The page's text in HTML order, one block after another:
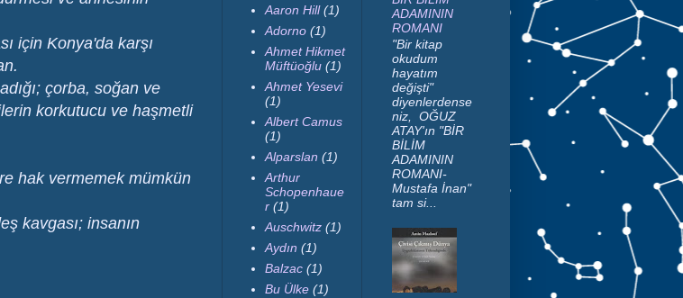
için Konya'da karşı
çorba, soğan ve
korkutucu ve haşmetli
hak vermemek mümkün
kavgası; insanın
Aaron Hill (1)
Adorno (1)
Ahmet Hikmet
Müftüoğlu (1)
Ahmet Yesevi
(1)
Albert Camus
(1)
Alparslan (1)
Arthur
Schopenhaue
r (1)
Auschwitz (1)
Aydın (1)
Balzac (1)
Bu Ülke (1)
ADAMININ
ROMANI
"Bir kitap
okudum
hayatım
değişti"
diyenlerdense
niz, OĞUZ
ATAY'ın "BİR
BİLİM
ADAMININ
ROMANI-
Mustafa İnan"
tam si...